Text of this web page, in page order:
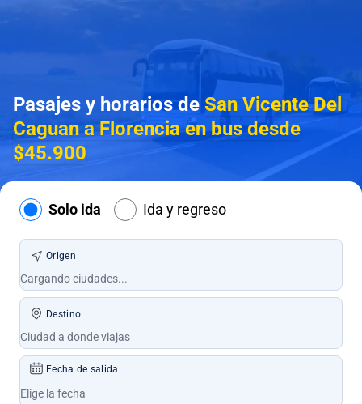
Pasajes y horarios de San Vicente Del
Caguan a Florencia en bus desde
$45.900
Solo ida Ida y regreso
Origen
Destino
Fecha de salida